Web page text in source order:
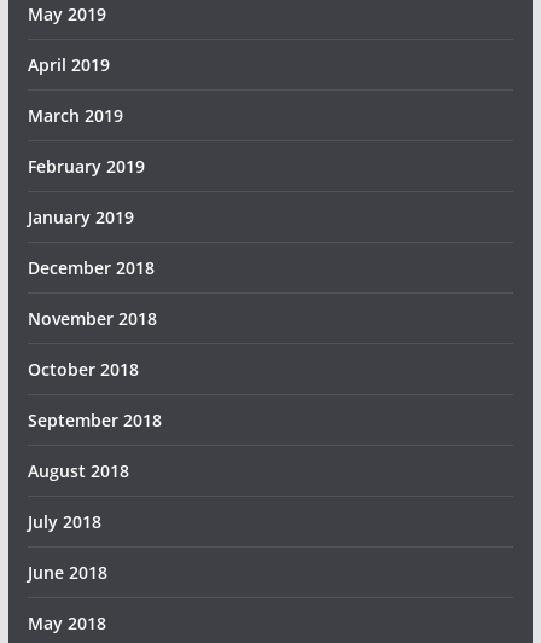
May 2019
April 2019
March 2019
February 2019
January 2019
December 2018
November 2018
October 2018
September 2018
August 2018
July 2018
June 2018
May 2018